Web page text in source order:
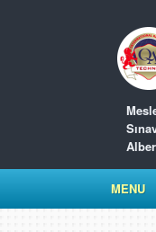
MENU